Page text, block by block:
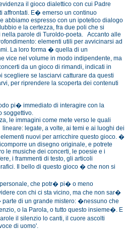
il gioco dialettico con cui Padre
affrontati. E� emerso un continuo
abbiamo espresso con un ipotetico dialogo
e la certezza, fra due poli che si
parole di Turoldo-poeta. Accanto alle
elementi utili per avvicinarsi ad
La loro forma � quella di un
vice nel volume in modo indipendente, ma
da un gioco di rimandi, indicati in
se lasciarvi catturare da questi
per riprendere la scoperta dei contenuti
pi� immediato di interagire con la
soggettivo.
le immagini come mete verso le quali
legate, a volte, ai temi e ai luoghi dei
nuovi per arricchire questo gioco. �
un disegno originale, e potrete
le musiche dei concerti, le poesie e i
i frammenti di testo, gli articoli
Il bello di questo gioco � che non si
che potr� pi� o meno
con chi ci sta vicino, ma che non sar�
di un grande mistero: �nessuno che
o la Parola, o tutto questo insieme�. E
il silenzio lo canti, il cuore ascolti
di uomo'.